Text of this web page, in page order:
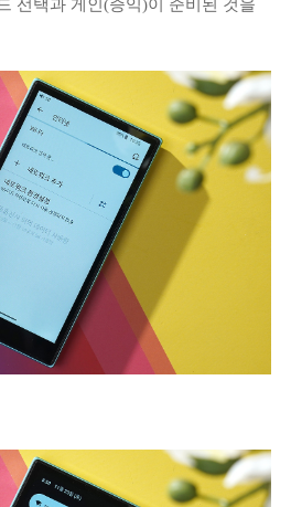
선택과 게인(증익)이 준비된 것을